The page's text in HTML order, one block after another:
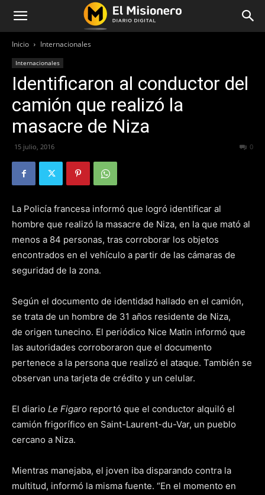
Inicio Internacionales
Internacionales
Identificaron al conductor del
camión que realizó la
masacre de Niza
15 julio, 2016 0
La Policía francesa informó que logró identificar al
hombre que realizó la masacre de Niza, en la que mató al
menos a 84 personas, tras corroborar los objetos
encontrados en el vehículo a partir de las cámaras de
seguridad de la zona.
Según el documento de identidad hallado en el camión,
se trata de un hombre de 31 años residente de Niza,
de origen tunecino. El periódico Nice Matin informó que
las autoridades corroboraron que el documento
pertenece a la persona que realizó el ataque. También se
observan una tarjeta de crédito y un celular.
El diario Le Figaro reportó que el conductor alquiló el
camión frigorífico en Saint-Laurent-du-Var, un pueblo
cercano a Niza.
Mientras manejaba, el joven iba disparando contra la
multitud, informó la misma fuente. “En el momento en